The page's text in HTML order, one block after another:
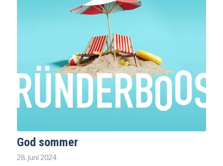
God sommer
28. juni 2024